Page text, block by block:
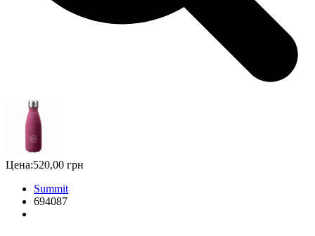
Цена:520,00 грн
Summit
694087